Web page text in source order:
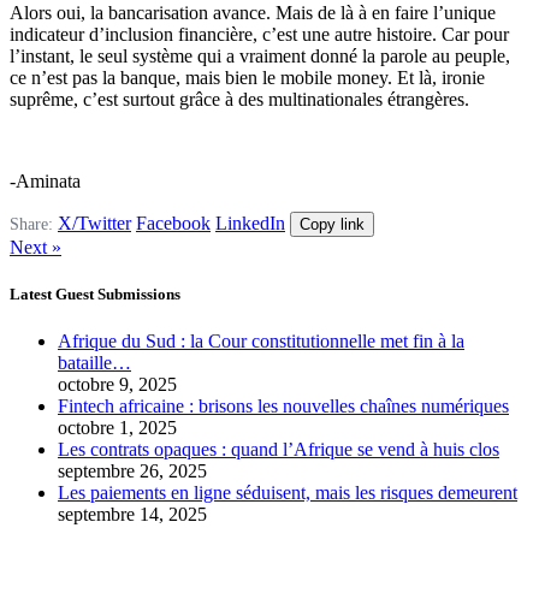
Alors oui, la bancarisation avance. Mais de là à en faire l’unique
indicateur d’inclusion financière, c’est une autre histoire. Car pour
l’instant, le seul système qui a vraiment donné la parole au peuple,
ce n’est pas la banque, mais bien le mobile money. Et là, ironie
suprême, c’est surtout grâce à des multinationales étrangères.
-Aminata
Share: X/Twitter Facebook LinkedIn Copy link
Next »
Latest Guest Submissions
Afrique du Sud : la Cour constitutionnelle met fin à la
bataille…
octobre 9, 2025
Fintech africaine : brisons les nouvelles chaînes numériques
octobre 1, 2025
Les contrats opaques : quand l’Afrique se vend à huis clos
septembre 26, 2025
Les paiements en ligne séduisent, mais les risques demeurent
septembre 14, 2025